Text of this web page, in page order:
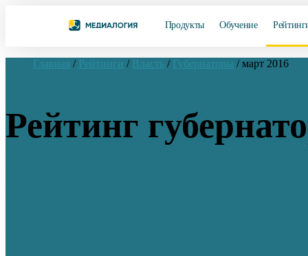
Продукты Обучение
Главная / Рейтинги / Власть / Губернаторы / март 2016
Рейтинг